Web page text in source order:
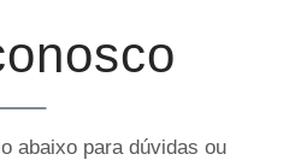
abaixo para dúvidas ou